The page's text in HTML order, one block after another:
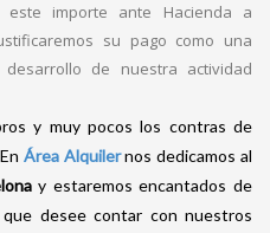
este importe ante Hacienda a
su pago como una
de nuestra actividad
y muy pocos los contras de
Área Alquilernos dedicamos al
y estaremos encantados de
que desee contar con nuestros